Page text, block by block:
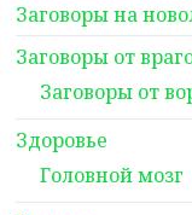
Заговоры на
Заговоры от
Заговоры от
Здоровье
Головной мозг